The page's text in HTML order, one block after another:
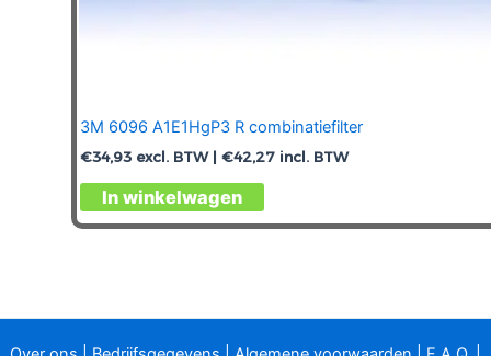
3M 6096 A1E1HgP3 R combinatiefilter
€34,93 excl. BTW | €42,27 incl. BTW
In winkelwagen